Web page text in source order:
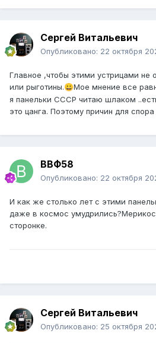
Сергей Витальевич
Опубликовано: 22 октября
Главное ,чтобы этими устрицами не
или рыготины.😀Мое мнение все
я панельки СССР читаю шлаком
это цанга. Поэтому причин для
ВВФ58
Опубликовано: 22 октября
И как же столько лет с этими
даже в космос
сторонке.
Сергей Витальевич
Опубликовано: 25 октября